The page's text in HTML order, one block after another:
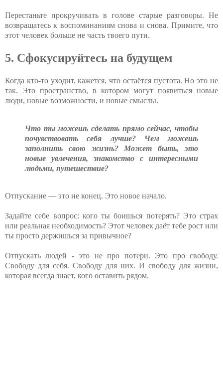
Перестаньте прокручивать в голове старые разговоры. Не
возвращатесь к воспоминаниям снова и снова. Примите, что
этот человек больше не часть твоего пути.
5. Сфокусируйтесь на будущем
Когда кто-то уходит, кажется, что остаётся пустота. Но это не
так. Это пространство, в котором могут появиться новые
люди, новые возможности, и новые смыслы.
Что ты можешь сделать прямо сейчас, чтобы
почувствовать себя лучше? Чем можешь
заполнить свою жизнь? Может быть, это
новые увлечения, знакомство с интересными
людьми, путешествие?
Отпускание — это не конец. Это новое начало.
Задайте себе вопрос: кого ты боишься потерять? Это страх
или реальная необходимость? Этот человек даёт тебе рост или
ты просто держишься за привычное?
Отпускать людей - это не про потери. Это про свободу.
Свободу для себя. Свободу для них. И свободу для жизни,
которая всегда знает, кого оставить рядом.